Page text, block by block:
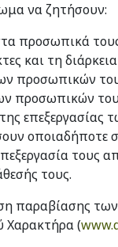
να ζητήσουν:
προσωπικά τους
και τη
προσωπικών
προσωπικών
οποιαδήποτε
τους
τους.
παραβίασης
Χαρακτήρα (